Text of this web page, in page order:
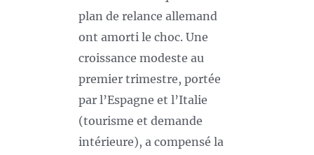
plan de relance allemand
ont amorti le choc. Une
croissance modeste au
premier trimestre, portée
par l’Espagne et l’Italie
(tourisme et demande
intérieure), a compensé la